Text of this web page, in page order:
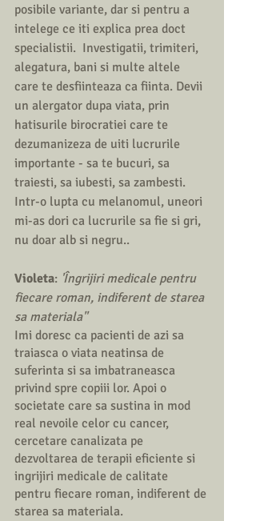
posibile variante, dar si pentru a
intelege ce iti explica prea doct
specialistii.  Investigatii, trimiteri,
alegatura, bani si multe altele
care te desfiinteaza ca fiinta. Devii
un alergator dupa viata, prin
hatisurile birocratiei care te
dezumanizeza de uiti lucrurile
importante - sa te bucuri, sa
traiesti, sa iubesti, sa zambesti.
Intr-o lupta cu melanomul, uneori
mi-as dori ca lucrurile sa fie si gri,
nu doar alb si negru..
Violeta: 'Îngrijiri medicale pentru
fiecare roman, indiferent de starea
sa materiala''
Imi doresc ca pacienti de azi sa
traiasca o viata neatinsa de
suferinta si sa imbatraneasca
privind spre copiii lor. Apoi o
societate care sa sustina in mod
real nevoile celor cu cancer,
cercetare canalizata pe
dezvoltarea de terapii eficiente si
ingrijiri medicale de calitate
pentru fiecare roman, indiferent de
starea sa materiala.